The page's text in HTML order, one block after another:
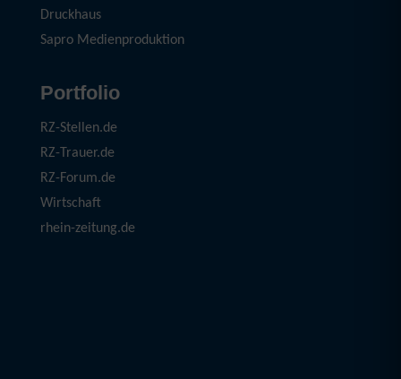
Druckhaus
Sapro Medienproduktion
Portfolio
RZ-Stellen.de
RZ-Trauer.de
RZ-Forum.de
Wirtschaft
rhein-zeitung.de